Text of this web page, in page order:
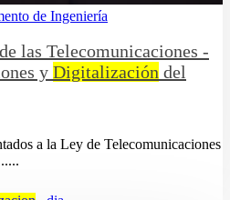
de Ingeniería
las Telecomunicaciones -
y Digitalización del
a la Ley de Telecomunicaciones